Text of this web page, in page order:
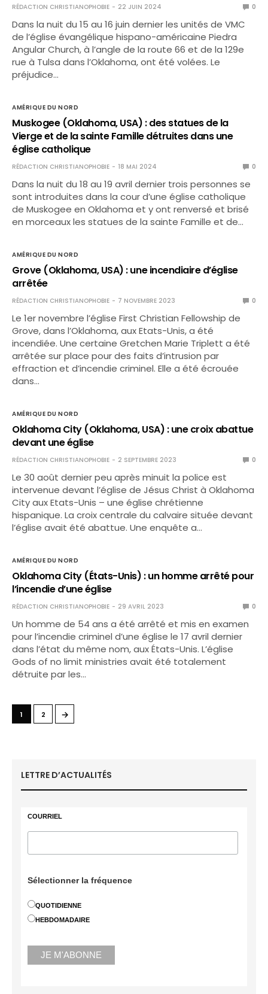
RÉDACTION CHRISTIANOPHOBIE 22 JUIN 2024 0
Dans la nuit du 15 au 16 juin dernier les unités de VMC
de l’église évangélique hispano-américaine Piedra
Angular Church, à l’angle de la route 66 et de la 129e
rue à Tulsa dans l’Oklahoma, ont été volées. Le
préjudice…
AMÉRIQUE DU NORD
Muskogee (Oklahoma, USA) : des statues de la
Vierge et de la sainte Famille détruites dans une
église catholique
RÉDACTION CHRISTIANOPHOBIE 18 MAI 2024 0
Dans la nuit du 18 au 19 avril dernier trois personnes se
sont introduites dans la cour d’une église catholique
de Muskogee en Oklahoma et y ont renversé et brisé
en morceaux les statues de la sainte Famille et de…
AMÉRIQUE DU NORD
Grove (Oklahoma, USA) : une incendiaire d’église
arrêtée
RÉDACTION CHRISTIANOPHOBIE 7 NOVEMBRE 2023 0
Le 1er novembre l’église First Christian Fellowship de
Grove, dans l’Oklahoma, aux Etats-Unis, a été
incendiée. Une certaine Gretchen Marie Triplett a été
arrêtée sur place pour des faits d’intrusion par
effraction et d’incendie criminel. Elle a été écrouée
dans…
AMÉRIQUE DU NORD
Oklahoma City (Oklahoma, USA) : une croix abattue
devant une église
RÉDACTION CHRISTIANOPHOBIE 2 SEPTEMBRE 2023 0
Le 30 août dernier peu après minuit la police est
intervenue devant l’église de Jésus Christ à Oklahoma
City aux Etats-Unis – une église chrétienne
hispanique. La croix centrale du calvaire située devant
l’église avait été abattue. Une enquête a…
AMÉRIQUE DU NORD
Oklahoma City (États-Unis) : un homme arrêté pour
l’incendie d’une église
RÉDACTION CHRISTIANOPHOBIE 29 AVRIL 2023 0
Un homme de 54 ans a été arrêté et mis en examen
pour l’incendie criminel d’une église le 17 avril dernier
dans l’état du même nom, aux États-Unis. L’église
Gods of no limit ministries avait été totalement
détruite par les…
1 2 →
LETTRE D’ACTUALITÉS
COURRIEL
Sélectionner la fréquence
QUOTIDIENNE
HEBDOMADAIRE